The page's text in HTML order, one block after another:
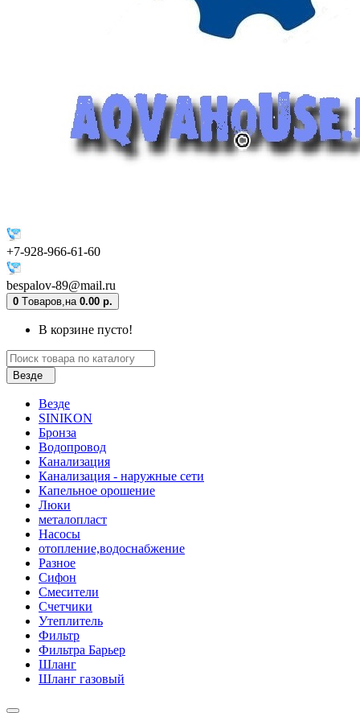
+7-928-966-61-60
bespalov-89@mail.ru
0 Tоваров,на 0.00 р.
В корзине пусто!
Везде
Везде
SINIKON
Бронза
Водопровод
Канализация
Канализация - наружные сети
Капельное орошение
Люки
металопласт
Насосы
отопление,водоснабжение
Разное
Сифон
Смесители
Счетчики
Утеплитель
Фильтр
Фильтра Барьер
Шланг
Шланг газовый